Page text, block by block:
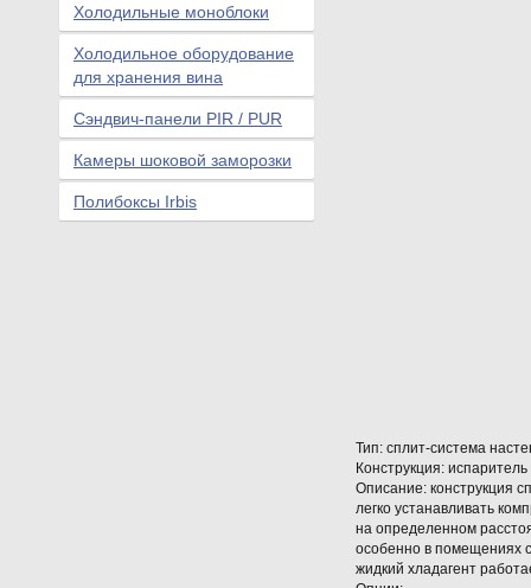
Тип: сплит-система
Конструкция:
Описание: конструкция
легко устанавливать
на определенном
особенно в помещениях
жидкий хладагент
Холодильные моноблоки
Холодильное оборудование
для хранения вина
Сэндвич-панели PIR / PUR
Камеры шоковой заморозки
Полибоксы Irbis